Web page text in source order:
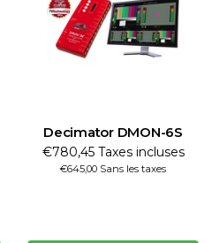
Decimator DMON-6S
€780,45 Taxes incluses
€645,00 Sans les taxes